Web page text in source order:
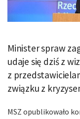
Minister spraw
udaje się dziś z
z
związku z
MSZ opublikowało